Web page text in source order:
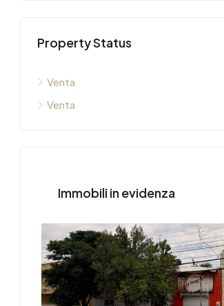
Property Status
Venta
Venta
Immobili in evidenza